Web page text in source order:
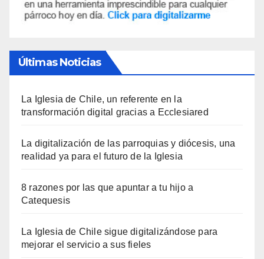
Últimas Noticias
La Iglesia de Chile, un referente en la
transformación digital gracias a Ecclesiared
La digitalización de las parroquias y diócesis, una
realidad ya para el futuro de la Iglesia
8 razones por las que apuntar a tu hijo a
Catequesis
La Iglesia de Chile sigue digitalizándose para
mejorar el servicio a sus fieles